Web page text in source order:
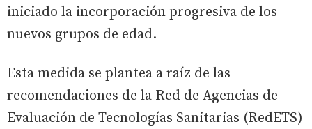
iniciado la incorporación progresiva de los
nuevos grupos de edad.
Esta medida se plantea a raíz de las
recomendaciones de la Red de Agencias de
Evaluación de Tecnologías Sanitarias (RedETS)